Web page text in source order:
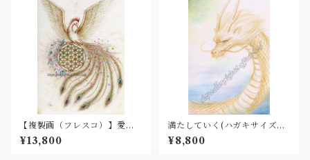
【複製画（フレスコ）】愛と
調和の世界（2L・フレスコグ
ラフィックシート）
¥13,800
満たしていく(ハガキサイズ）
原画
¥8,800